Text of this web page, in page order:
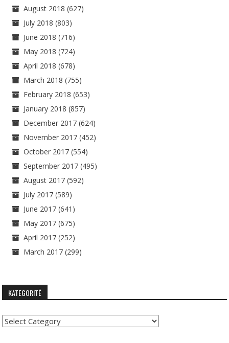
August 2018 (627)
July 2018 (803)
June 2018 (716)
May 2018 (724)
April 2018 (678)
March 2018 (755)
February 2018 (653)
January 2018 (857)
December 2017 (624)
November 2017 (452)
October 2017 (554)
September 2017 (495)
August 2017 (592)
July 2017 (589)
June 2017 (641)
May 2017 (675)
April 2017 (252)
March 2017 (299)
KATEGORITË
Kategoritë